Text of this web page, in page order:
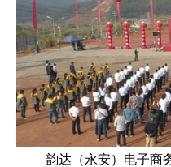
韵达（永安）电子商